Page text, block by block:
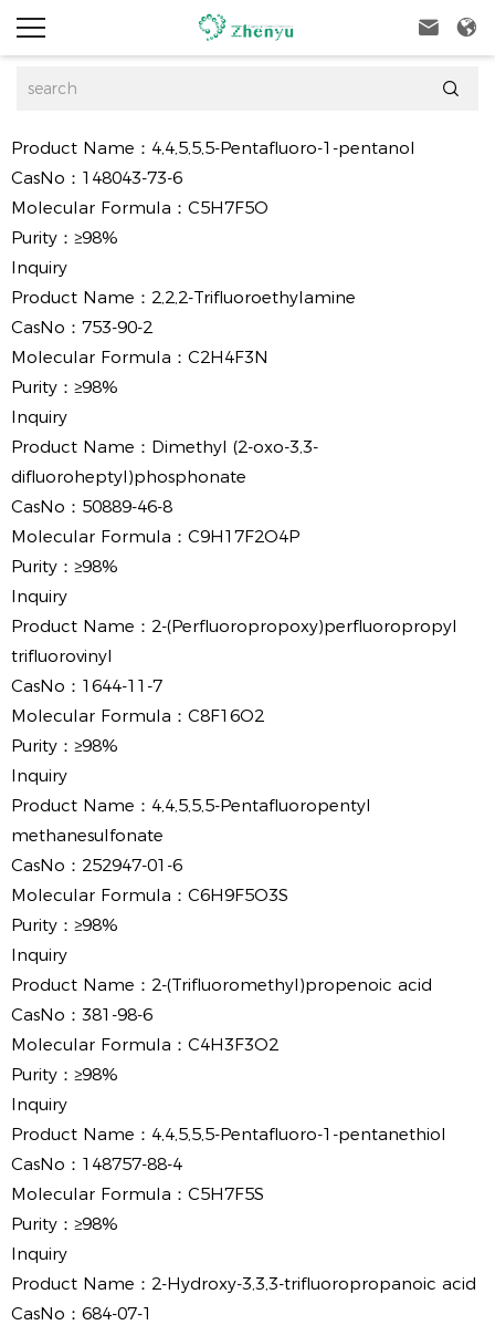
 

Product Name： 4,4,5,5,5-Pentafluoro-1-pentanol
CasNo： 148043-73-6
Molecular Formula： C5H7F5O
Purity： ≥98%
Inquiry
Product Name： 2,2,2-Trifluoroethylamine
CasNo： 753-90-2
Molecular Formula： C2H4F3N
Purity： ≥98%
Inquiry
Product Name： Dimethyl (2-oxo-3,3-
difluoroheptyl)phosphonate
CasNo： 50889-46-8
Molecular Formula： C9H17F2O4P
Purity： ≥98%
Inquiry
Product Name： 2-(Perfluoropropoxy)perfluoropropyl
trifluorovinyl
CasNo： 1644-11-7
Molecular Formula： C8F16O2
Purity： ≥98%
Inquiry
Product Name： 4,4,5,5,5-Pentafluoropentyl
methanesulfonate
CasNo： 252947-01-6
Molecular Formula： C6H9F5O3S
Purity： ≥98%
Inquiry
Product Name： 2-(Trifluoromethyl)propenoic acid
CasNo： 381-98-6
Molecular Formula： C4H3F3O2
Purity： ≥98%
Inquiry
Product Name： 4,4,5,5,5-Pentafluoro-1-pentanethiol
CasNo： 148757-88-4
Molecular Formula： C5H7F5S
Purity： ≥98%
Inquiry
Product Name： 2-Hydroxy-3,3,3-trifluoropropanoic acid
CasNo： 684-07-1